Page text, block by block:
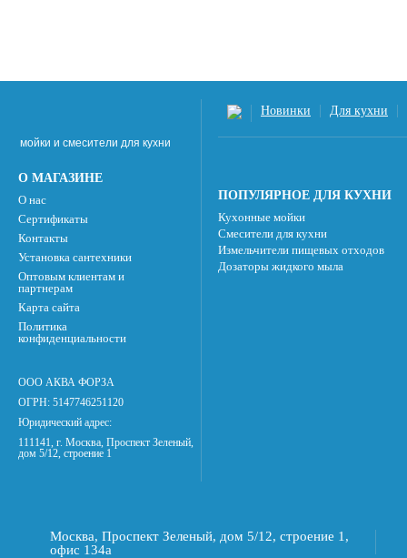
мойки и смесители для кухни
О МАГАЗИНЕ
О нас
Сертификаты
Контакты
Установка сантехники
Оптовым клиентам и
партнерам
Карта сайта
Политика
конфиденциальности
ООО АКВА ФОРЗА
ОГРН: 5147746251120
Юридический адрес:
111141, г. Москва, Проспект Зеленый,
дом 5/12, строение 1
Новинки Для кухни
ПОПУЛЯРНОЕ ДЛЯ КУХНИ
Кухонные мойки
Смесители для кухни
Измельчители пищевых отходов
Дозаторы жидкого мыла
Москва, Проспект Зеленый, дом 5/12, строение 1,
офис 134а